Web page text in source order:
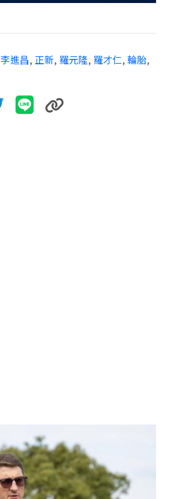
李進昌, 正新, 羅元隆, 羅才仁, 輪胎,